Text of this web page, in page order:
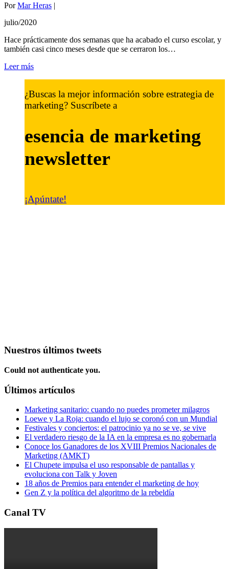
PorMar Heras |
julio/2020
Hace prácticamente dos semanas que ha acabado el curso escolar, y
también casi cinco meses desde que se cerraron los…
Leer más
¿Buscas la mejor información sobre estrategia de
marketing? Suscríbete a
esencia de marketing
newsletter
¡Apúntate!
Nuestros últimos tweets
Could not authenticate you.
Últimos artículos
Marketing sanitario: cuando no puedes prometer milagros
Loewe y La Roja: cuando el lujo se coronó con un Mundial
Festivales y conciertos: el patrocinio ya no se ve, se vive
El verdadero riesgo de la IA en la empresa es no gobernarla
Conoce los Ganadores de los XVIII Premios Nacionales de
Marketing (AMKT)
El Chupete impulsa el uso responsable de pantallas y
evoluciona con Talk y Joven
18 años de Premios para entender el marketing de hoy
Gen Z y la política del algoritmo de la rebeldía
Canal TV